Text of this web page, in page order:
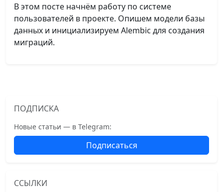
В этом посте начнём работу по системе
пользователей в проекте. Опишем модели базы
данных и инициализируем Alembic для создания
миграций.
ПОДПИСКА
Новые статьи — в Telegram:
Подписаться
ССЫЛКИ